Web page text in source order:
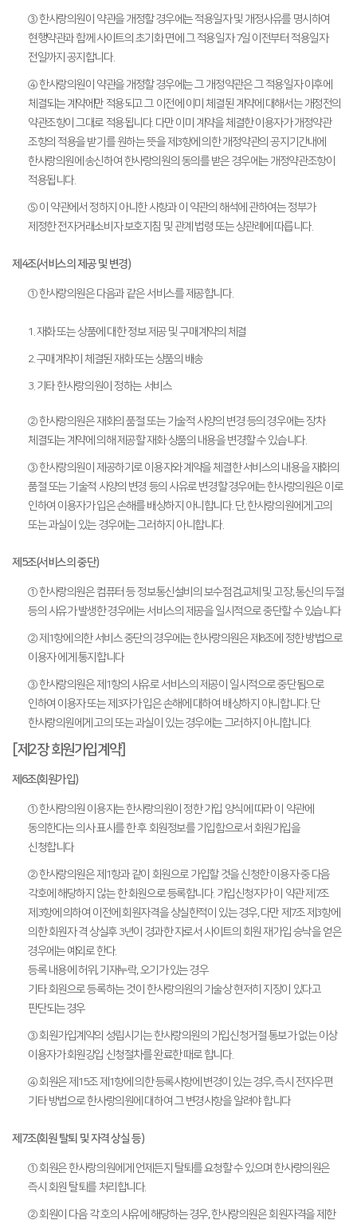
③ 한사랑의원이 약관을 개정할 경우에는 적용일자 및 개정사유를 명시하여
현행약관과 함께 사이트의 초기화 면에 그 적용일자 7일 이전부터 적용일자
전일까지 공지합니다.
④ 한사랑의원이 약관을 개정할 경우에는 그 개정약관은 그 적용일자 이후에
체결되는 계약에만 적용되고 그 이전에 이미 체결된 계약에 대해서는 개정전의
약관조항이 그대로 적용됩니다. 다만 이미 계약을 체결한 이용자가 개정약관
조항의 적용을 받기를 원하는 뜻을 제3항에 의한 개정약관의 공지기간내에
한사랑의원에 송신하여 한사랑의원의 동의를 받은 경우에는 개정약관조항이
적용됩니다.
⑤ 이 약관에서 정하지 아니한 사항과 이 약관의 해석에 관하여는 정부가
제정한 전자거래소비자 보호지침 및 관계 법령 또는 상관례에 따릅니다.
제4조(서비스의 제공 및 변경)
① 한사랑의원은 다음과 같은 서비스를 제공합니다.
1. 재화 또는 상품에 대한 정보 제공 및 구매계약의 체결
2. 구매계약이 체결된 재화 또는 상품의 배송
3. 기타 한사랑의원이 정하는 서비스
② 한사랑의원은 재화의 품절 또는 기술적 사양의 변경 등의 경우에는 장차
체결되는 계약에 의해 제공할 재화·상품의 내용을 변경할 수 있습니다.
③ 한사랑의원이 제공하기로 이용자와 계약을 체결한 서비스의 내용을 재화의
품절 또는 기술적 사양의 변경 등의 사유로 변경할 경우에는 한사랑의원은 이로
인하여 이용자가 입은 손해를 배상하지 아니합니다. 단, 한사랑의원에게 고의
또는 과실이 있는 경우에는 그러하지 아니합니다.
제5조(서비스의 중단)
① 한사랑의원은 컴퓨터 등 정보통신설비의 보수점검,교체 및 고장, 통신의 두절
등의 사유가 발생한 경우에는 서비스의 제공을 일시적으로 중단할 수 있습니다
② 제1항에 의한 서비스 중단의 경우에는 한사랑의원은 제8조에 정한 방법으로
이용자 에게 통지합니다
③ 한사랑의원은 제1항의 사유로 서비스의 제공이 일시적으로 중단됨으로
인하여 이용자 또는 제3자가 입은 손해에 대하여 배상하지 아니합니다. 단
한사랑의원에게 고의 또는 과실이 있는 경우에는 그러하지 아니합니다.
[제2장 회원가입계약]
제6조(회원가입)
① 한사랑의원 이용자는 한사랑의원이 정한 가입 양식에 따라 이 약관에
동의한다는 의사 표시를 한 후 회원정보를 기입함으로서 회원가입을
신청합니다
② 한사랑의원은 제1항과 같이 회원으로 가입할 것을 신청한 이용자 중 다음
각호에 해당하지 않는 한 회원으로 등록합니다. 가입신청자가 이 약관 제7조
제3항에 의하여 이전에 회원자격을 상실한적이 있는 경우, 다만 제7조 제3항에
의한 회원자 격 상실후 3년이 경과한 자로서 사이트의 회원 재가입 승낙을 얻은
경우에는 예외로 한다.
등록 내용에 허위, 기재누락, 오기가 있는 경우
기타 회원으로 등록하는 것이 한사랑의원의 기술상 현저히 지장이 있다고
판단되는 경우
③ 회원가입계약의 성립시기는 한사랑의원의 가입신청거절 통보가 없는 이상
이용자가 회원강입 신청절차를 완료한 때로 합니다.
④ 회원은 제15조 제1항에 의한 등록사항에 변경이 있는 경우, 즉시 전자우편
기타 방법으로 한사랑의원에 대하여 그 변경사항을 알려야 합니다
제7조(회원 탈퇴 및 자격 상실 등)
① 회원은 한사랑의원에게 언제든지 탈퇴를 요청할 수 있으며 한사랑의원은
즉시 회원 탈퇴를 처리합니다.
② 회원이 다음 각 호의 사유에 해당하는 경우, 한사랑의원은 회원자격을 제한